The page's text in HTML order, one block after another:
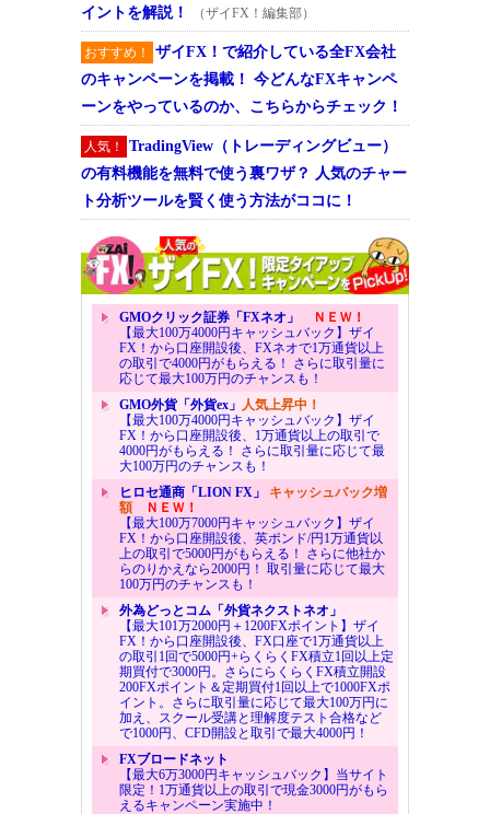
イントを解説！ （ザイFX！編集部）
おすすめ！
ザイFX！で紹介している全FX会社
のキャンペーンを掲載！ 今どんなFXキャンペ
ーンをやっているのか、こちらからチェック！
人気！
TradingView（トレーディングビュー）
の有料機能を無料で使う裏ワザ？ 人気のチャー
ト分析ツールを賢く使う方法がココに！
GMOクリック証券「FXネオ」
ＮＥＷ！
【最大100万4000円キャッシュバック】ザイ
FX！から口座開設後、FXネオで1万通貨以上
の取引で4000円がもらえる！ さらに取引量に
応じて最大100万円のチャンスも！
GMO外貨「外貨ex」 人気上昇中！
【最大100万4000円キャッシュバック】ザイ
FX！から口座開設後、1万通貨以上の取引で
4000円がもらえる！ さらに取引量に応じて最
大100万円のチャンスも！
ヒロセ通商「LION FX」 キャッシュバック増
額ＮＥＷ！
【最大100万7000円キャッシュバック】ザイ
FX！から口座開設後、英ポンド/円1万通貨以
上の取引で5000円がもらえる！ さらに他社か
らのりかえなら2000円！ 取引量に応じて最大
100万円のチャンスも！
外為どっとコム「外貨ネクストネオ」
【最大101万2000円＋1200FXポイント】ザイ
FX！から口座開設後、FX口座で1万通貨以上
の取引1回で5000円+らくらくFX積立1回以上定
期買付で3000円。さらにらくらくFX積立開設
200FXポイント＆定期買付1回以上で1000FXポ
イント。さらに取引量に応じて最大100万円に
加え、スクール受講と理解度テスト合格など
で1000円、CFD開設と取引で最大4000円！
FXブロードネット
【最大6万3000円キャッシュバック】当サイト
限定！1万通貨以上の取引で現金3000円がもら
えるキャンペーン実施中！